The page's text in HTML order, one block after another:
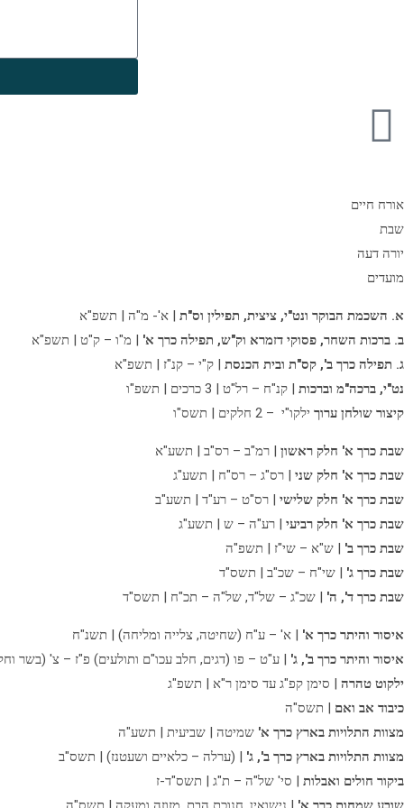
אורח חיים
שבת
יורה דעה
מועדים
א. השכמת הבוקר ונט"י, ציצית, תפילין וס"ת | א'- מ"ה | תשפ"א
ב. ברכות השחר, פסוקי דזמרא וק"ש, תפילה כרך א' | מ"ו – ק"ט | תשפ"א
ג. תפילה כרך ב', קס"ת ובית הכנסת | ק"י – קנ"ז | תשפ"א
נט"י, ברכה"מ וברכות | קנ"ח – רל"ט | 3 כרכים | תשפ"ו
קיצור שולחן ערוך ילקו"י – 2 חלקים | תשס"ו
שבת כרך א' חלק ראשון | רמ"ב – רס"ב | תשע"א
שבת כרך א' חלק שני | רס"ג – רס"ח | תשע"ג
שבת כרך א' חלק שלישי | רס"ט – רע"ד | תשע"ב
שבת כרך א' חלק רביעי | רע"ה – ש | תשע"ג
שבת כרך ב' | ש"א – שי"ז | תשפ"ה
שבת כרך ג' | שי"ח – שכ"ב | תשס"ד
שבת כרך ד', ה' | שכ"ג – של"ד, של"ה – תכ"ח | תשס"ד
איסור והיתר כרך א' | א' – ע"ח (שחיטה, צלייה ומליחה) | תשנ"ח
איסור והיתר כרך ב', ג' | ע"ט – פו (דגים, חלב עכו"ם ותולעים) פ"ז – צ' (בשר
ילקוט טהרה | סימן קפ"ג עד סימן ר"א | תשפ"ג
כיבוד אב ואם | תשס"ה
מצוות התלויות בארץ כרך א' שמיטה | שביעית | תשע"ה
מצוות התלויות בארץ כרך ב', ג' | (ערלה – כלאיים ושעטנז) | תשס"ב
ביקור חולים ואבלות | סי' של"ה – ת"ג | תשס"ד-ז